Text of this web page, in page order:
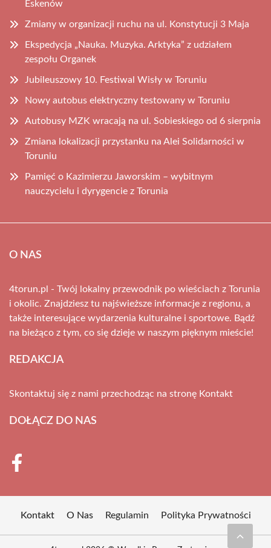
Eskenów
Zmiany w organizacji ruchu na ul. Konstytucji 3 Maja
Ekspedycja „Nauka. Muzyka. Arktyka” z udziałem
zespołu Organek
Jubileuszowy 10. Festiwal Wisły w Toruniu
Nowy autobus elektryczny testowany w Toruniu
Autobusy MZK wracają na ul. Sobieskiego od 6 sierpnia
Zmiana lokalizacji przystanku na Alei Solidarności w
Toruniu
Pamięć o Kazimierzu Jaworskim – wybitnym
nauczycielu i dyrygencie z Torunia
O NAS
4torun.pl - Twój lokalny przewodnik po wieściach z Torunia
i okolic. Znajdziesz tu najświeższe informacje z regionu, a
także interesujące wydarzenia kulturalne i sportowe. Bądź
na bieżąco z tym, co się dzieje w naszym pięknym mieście!
REDAKCJA
Skontaktuj się z nami przechodząc na stronę Kontakt
DOŁĄCZ DO NAS
Kontakt O Nas Regulamin Polityka Prywatności